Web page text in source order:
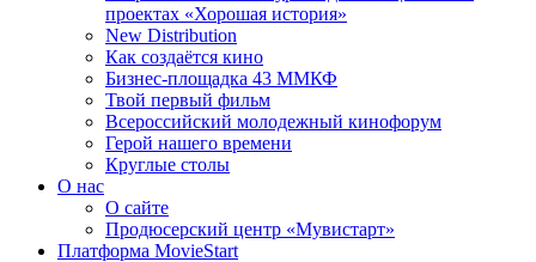
проектах «Хорошая история»
New Distribution
Как создаётся кино
Бизнес-площадка 43 ММКФ
Твой первый фильм
Всероссийский молодежный кинофорум
Герой нашего времени
Круглые столы
О нас
О сайте
Продюсерский центр «Мувистарт»
Платформа MovieStart